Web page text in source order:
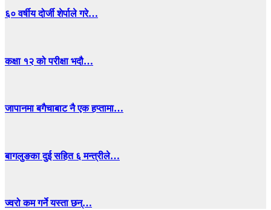
६० वर्षीय दोर्जी शेर्पाले गरे…
कक्षा १२ को परीक्षा भदौ…
जापानमा बगैचाबाट नै एक हप्तामा…
बागलुङका दुई सहित ६ मन्त्रीले…
ज्वरो कम गर्ने यस्ता छन्…